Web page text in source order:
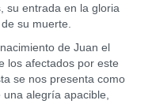
su entrada en la gloria
su muerte.
de Juan el
los afectados por este
se nos presenta como
alegría apacible,